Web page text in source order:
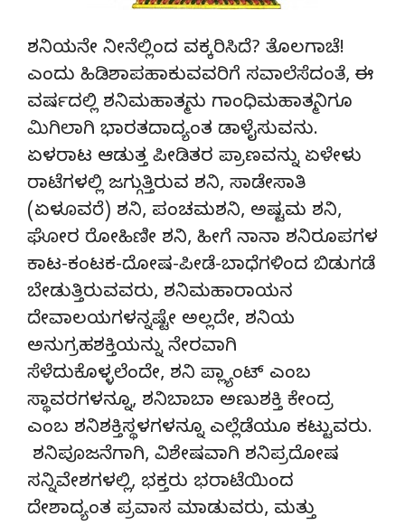
ಶನಿಯನೇ ನೀನೆಲ್ಲಿಂದ ವಕ್ಕರಿಸಿದೆ? ತೊಲಗಾಚೆ!
ಎಂದು ಹಿಡಿಶಾಪಹಾಕುವವರಿಗೆ ಸವಾಲೆಸೆದಂತೆ, ಈ
ವರ್ಷದಲ್ಲಿ ಶನಿಮಹಾತ್ಮನು ಗಾಂಧಿಮಹಾತ್ಮನಿಗೂ
ಮಿಗಿಲಾಗಿ ಭಾರತದಾದ್ಯಂತ ಡಾಳೈಸುವನು.
ಏಳರಾಟ ಆಡುತ್ತ ಪೀಡಿತರ ಪ್ರಾಣವನ್ನು ಏಳೇಳು
ರಾಟೆಗಳಲ್ಲಿ ಜಗ್ಗುತ್ತಿರುವ ಶನಿ, ಸಾಡೇಸಾತಿ
(ಏಳೂವರೆ) ಶನಿ, ಪಂಚಮಶನಿ, ಅಷ್ಟಮ ಶನಿ,
ಘೋರ ರೋಹಿಣೀ ಶನಿ, ಹೀಗೆ ನಾನಾ ಶನಿರೂಪಗಳ
ಕಾಟ-ಕಂಟಕ-ದೋಷ-ಪೀಡೆ-ಬಾಧೆಗಳಿಂದ ಬಿಡುಗಡೆ
ಬೇಡುತ್ತಿರುವವರು, ಶನಿಮಹಾರಾಯನ
ದೇವಾಲಯಗಳನ್ನಷ್ಟೇ ಅಲ್ಲದೇ, ಶನಿಯ
ಅನುಗ್ರಹಶಕ್ತಿಯನ್ನು ನೇರವಾಗಿ
ಸೆಳೆದುಕೊಳ್ಳಲೆಂದೇ, ಶನಿ ಪ್ಲ್ಯಾಂಟ್ ಎಂಬ
ಸ್ಥಾವರಗಳನ್ನೂ, ಶನಿಬಾಬಾ ಅಣುಶಕ್ತಿ ಕೇಂದ್ರ
ಎಂಬ ಶನಿಶಕ್ತಿಸ್ಥಳಗಳನ್ನೂ ಎಲ್ಲೆಡೆಯೂ ಕಟ್ಟುವರು.
ಶನಿಪೂಜನೆಗಾಗಿ, ವಿಶೇಷವಾಗಿ ಶನಿಪ್ರದೋಷ
ಸನ್ನಿವೇಶಗಳಲ್ಲಿ, ಭಕ್ತರು ಭರಾಟೆಯಿಂದ
ದೇಶಾದ್ಯಂತ ಪ್ರವಾಸ ಮಾಡುವರು, ಮತ್ತು